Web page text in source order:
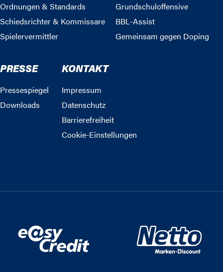
Ordnungen & Standards
Schiedsrichter & Kommissare
Spielervermittler
Grundschuloffensive
BBL-Assist
Gemeinsam gegen Doping
PRESSE
Pressespiegel
Downloads
KONTAKT
Impressum
Datenschutz
Barrierefreiheit
Cookie-Einstellungen